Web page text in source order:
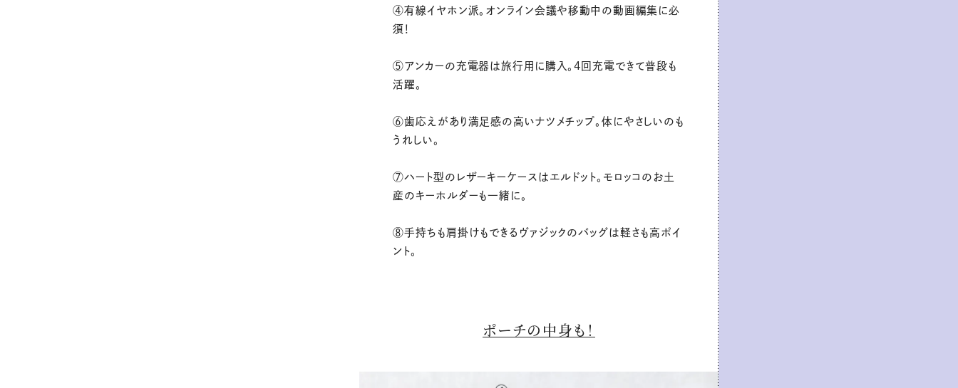
④有線イヤホン派。オンライン会議や移動中の動画編集に必
須！
⑤アンカーの充電器は旅行用に購入。4回充電できて普段も
活躍。
⑥歯応えがあり満足感の高いナツメチップ。体にやさしいのも
うれしい。
⑦ハート型のレザーキーケースはエルドット。モロッコのお土
産のキーホルダーも一緒に。
⑧手持ちも肩掛けもできるヴァジックのバッグは軽さも高ポイ
ント。
ポーチの中身も！